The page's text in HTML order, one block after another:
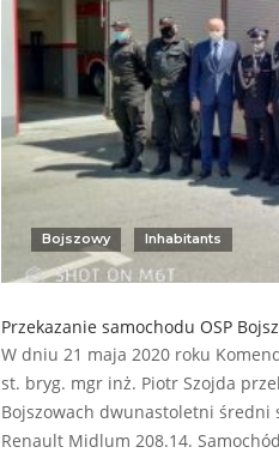
Bojszowy Inhabitants
Przekazanie samochodu OSP
W dniu 21 maja 2020 roku
st. bryg. mgr inż. Piotr Szojda
Bojszowach dwunastoletni średni
Renault Midlum 208.14.